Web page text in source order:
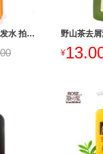
昌义老姜皇姜汁洗发水 拍下减价
野山茶去
¥